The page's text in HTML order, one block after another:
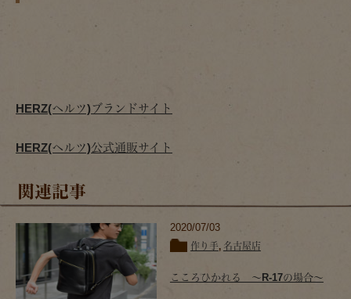
HERZ(ヘルツ)ブランドサイト
HERZ(ヘルツ)公式通販サイト
関連記事
2020/07/03
作り手, 名古屋店
こころひかれる 〜R-17の場合〜